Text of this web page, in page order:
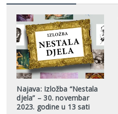
Najava: Izložba “Nestala
djela” – 30. novembar
2023. godine u 13 sati